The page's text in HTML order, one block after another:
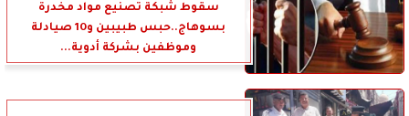
سقوط شبكة تصنيع مواد مخدرة
بسوهاج..حبس طبيبين و10 صيادلة
وموظفين بشركة أدوية...